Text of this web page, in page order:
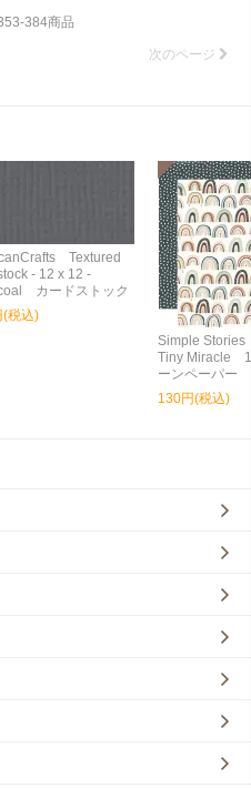
-384商品
次のページ
Textured
- 12 x 12 -
カードストック
(税込)
Simple
Tiny Miracle
ーンペーパー
130円(税込)